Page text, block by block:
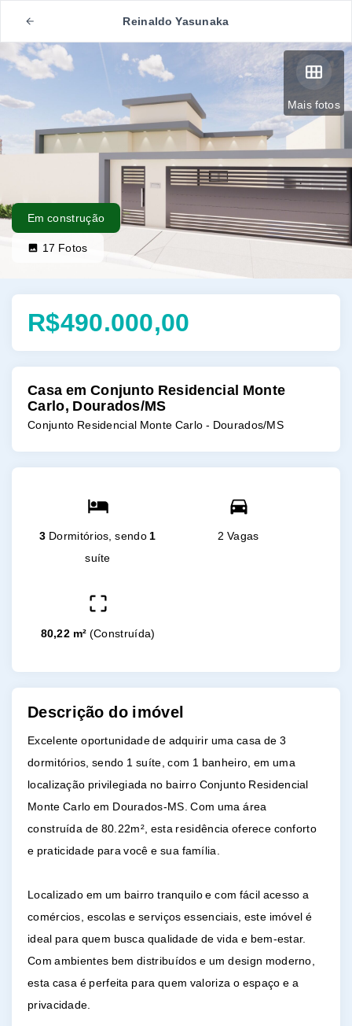
Reinaldo Yasunaka
Mais fotos
Em construção
17 Fotos
R$490.000,00
Casa em Conjunto Residencial Monte
Carlo, Dourados/MS
Conjunto Residencial Monte Carlo - Dourados/MS
3 Dormitórios, sendo 1
suíte
2 Vagas
80,22 m² (Construída)
Descrição do imóvel
Excelente oportunidade de adquirir uma casa de 3
dormitórios, sendo 1 suíte, com 1 banheiro, em uma
localização privilegiada no bairro Conjunto Residencial
Monte Carlo em Dourados-MS. Com uma área
construída de 80.22m², esta residência oferece conforto
e praticidade para você e sua família.
Localizado em um bairro tranquilo e com fácil acesso a
comércios, escolas e serviços essenciais, este imóvel é
ideal para quem busca qualidade de vida e bem-estar.
Com ambientes bem distribuídos e um design moderno,
esta casa é perfeita para quem valoriza o espaço e a
privacidade.